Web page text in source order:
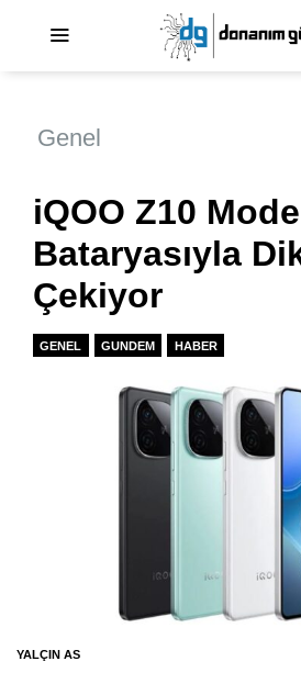
Genel
iQOO Z10
Bataryasıyla
Çekiyor
GENEL GUNDEM HABER
YALÇIN AS